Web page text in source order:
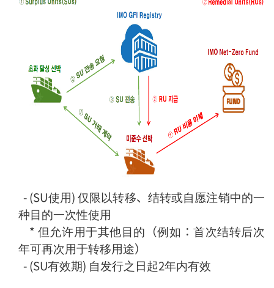
- (SU使用) 仅限以转移、结转或自愿注销中的一
种目的一次性使用
* 但允许用于其他目的（例如：首次结转后次
年可再次用于转移用途）
- (SU有效期) 自发行之日起2年内有效